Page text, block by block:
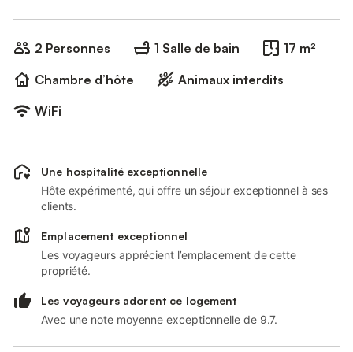
2 Personnes 1 Salle de bain
17 m²
Chambre d’hôte
Animaux interdits
WiFi
Une hospitalité exceptionnelle
Hôte expérimenté, qui offre un séjour exceptionnel à ses
clients.
Emplacement exceptionnel
Les voyageurs apprécient l’emplacement de cette
propriété.
Les voyageurs adorent ce logement
Avec une note moyenne exceptionnelle de 9.7.